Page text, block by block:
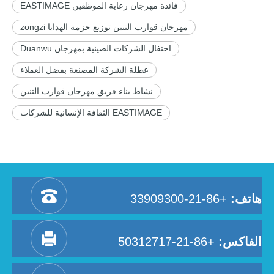
فائدة مهرجان رعاية الموظفين EASTIMAGE
مهرجان قوارب التنين توزيع حزمة الهدايا zongzi
احتفال الشركات الصينية بمهرجان Duanwu
عطلة الشركة المصنعة بفضل العملاء
نشاط بناء فريق مهرجان قوارب التنين
EASTIMAGE الثقافة الإنسانية للشركات
هاتف: +86-21-33909300
الفاكس: +86-21-50312717